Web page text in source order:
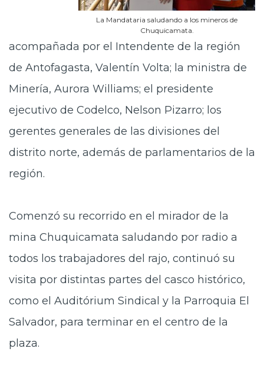
La Mandataria saludando a los mineros de
Chuquicamata.
acompañada por el Intendente de la región
de Antofagasta, Valentín Volta; la ministra de
Minería, Aurora Williams; el presidente
ejecutivo de Codelco, Nelson Pizarro; los
gerentes generales de las divisiones del
distrito norte, además de parlamentarios de la
región.
Comenzó su recorrido en el mirador de la
mina Chuquicamata saludando por radio a
todos los trabajadores del rajo, continuó su
visita por distintas partes del casco histórico,
como el Auditórium Sindical y la Parroquia El
Salvador, para terminar en el centro de la
plaza.